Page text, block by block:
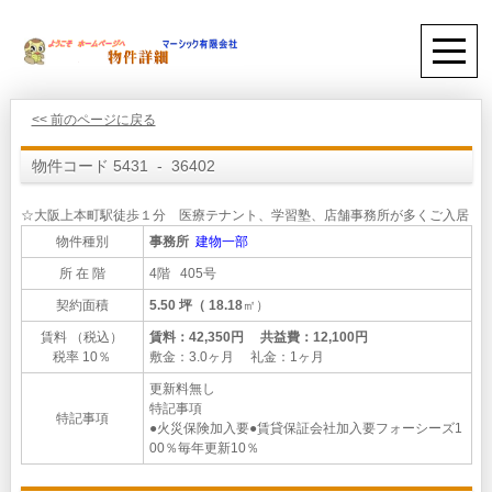
<< 前のページに戻る
物件コード 5431 - 36402
☆大阪上本町駅徒歩１分 医療テナント、学習塾、店舗事務所が多くご入居
物件種別
事務所 建物一部
所 在 階 4階 405号
契約面積 5.50 坪（ 18.18㎡）
賃料 （税込）
税率 10％
賃料：42,350円 共益費：12,100円
敷金：3.0ヶ月 礼金：1ヶ月
特記事項
更新料無し
特記事項
●火災保険加入要●賃貸保証会社加入要フォーシーズ1
00％毎年更新10％